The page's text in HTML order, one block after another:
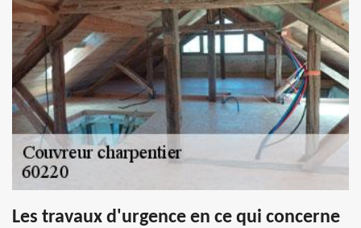
Les travaux d'urgence en ce qui concerne